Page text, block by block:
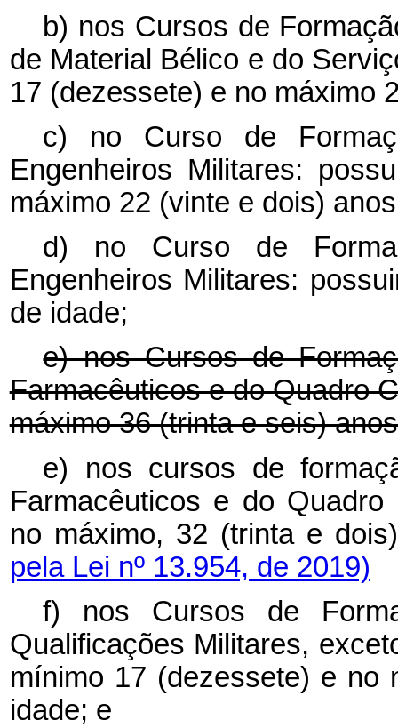
b) nos Cursos de
de Material Bélico e do
17 (dezessete) e no máximo
c) no Curso de
Engenheiros Militares:
máximo 22 (vinte e dois)
d) no Curso de
Engenheiros Militares:
de idade;
e) nos Cursos de
Farmacêuticos e do Quadro
máximo 36 (trinta e seis)
e) nos cursos de
Farmacêuticos e do
no máximo, 32 (trinta e
pela Lei nº 13.954, de 2019)
f) nos Cursos de
Qualificações Militares,
mínimo 17 (dezessete) e no
idade; e